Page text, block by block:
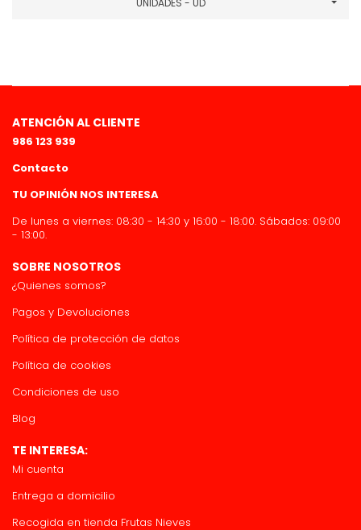
UNIDADES - UD
ATENCIÓN AL CLIENTE
986 123 939
Contacto
TU OPINIÓN NOS INTERESA
De lunes a viernes: 08:30 - 14:30 y 16:00 - 18:00. Sábados: 09:00
- 13:00.
SOBRE NOSOTROS
¿Quienes somos?
Pagos y Devoluciones
Política de protección de datos
Política de cookies
Condiciones de uso
Blog
TE INTERESA:
Mi cuenta
Entrega a domicilio
Recogida en tienda Frutas Nieves